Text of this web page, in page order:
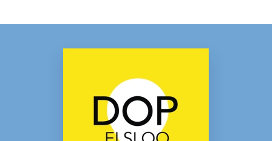
Spellenmiddag - elke maandag - vrije inloop(Maandag
Spellenmiddag - elke maandag - vrije inloop
Spellenmiddag - elke maandag - vrije inloop
september 2026 🕐 13:30)
Spellenmiddag - elke maandag - vrije inloop
oktober 2026 🕐 13:30)